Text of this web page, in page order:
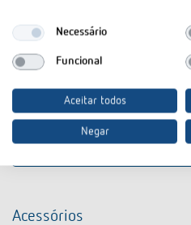
Ficha técnica PDF
Acessórios
Necessário
Funcional
Aceitar todos
Negar